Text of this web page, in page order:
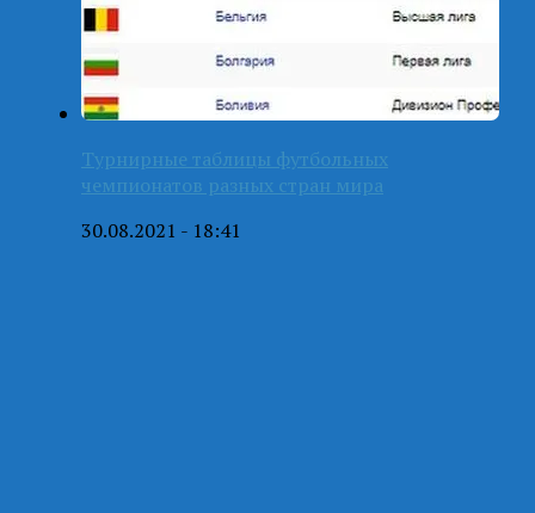
Турнирные таблицы футбольных
чемпионатов разных стран мира
30.08.2021 - 18:41